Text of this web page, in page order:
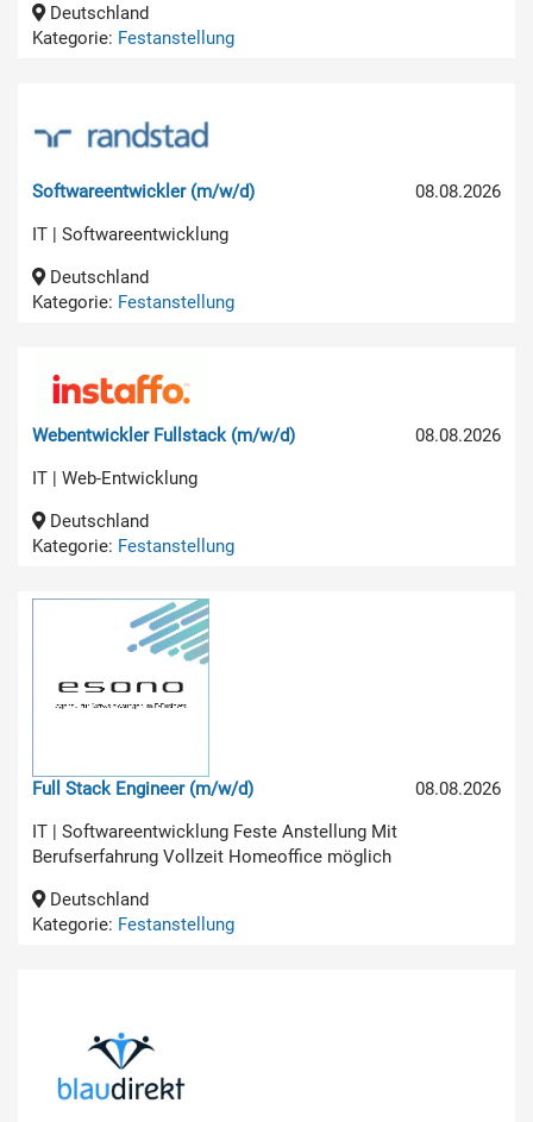
Deutschland
Kategorie: Festanstellung
08.08.2026
Softwareentwickler (m/w/d)
IT | Softwareentwicklung
Deutschland
Kategorie: Festanstellung
08.08.2026
Webentwickler Fullstack (m/w/d)
IT | Web-Entwicklung
Deutschland
Kategorie: Festanstellung
08.08.2026
Full Stack Engineer (m/w/d)
IT | Softwareentwicklung Feste Anstellung Mit
Berufserfahrung Vollzeit Homeoffice möglich
Deutschland
Kategorie: Festanstellung